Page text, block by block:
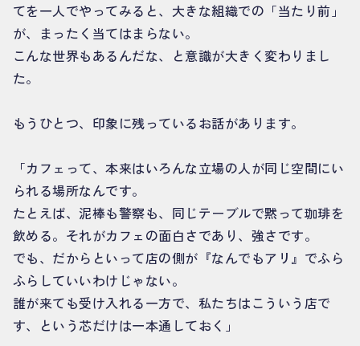
てを一人でやってみると、大きな組織での「当たり前」
が、まったく当てはまらない。
こんな世界もあるんだな、と意識が大きく変わりまし
た。
もうひとつ、印象に残っているお話があります。
「カフェって、本来はいろんな立場の人が同じ空間にい
られる場所なんです。
たとえば、泥棒も警察も、同じテーブルで黙って珈琲を
飲める。それがカフェの面白さであり、強さです。
でも、だからといって店の側が『なんでもアリ』でふら
ふらしていいわけじゃない。
誰が来ても受け入れる一方で、私たちはこういう店で
す、という芯だけは一本通しておく」